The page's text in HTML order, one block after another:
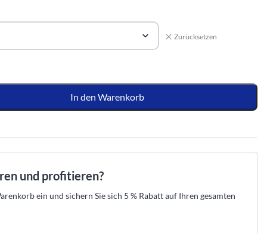
–
Sie es
Zuhause – mit Bild
Verkabelung und
Set aus Zentrale, Meldern und Sirenen
Hikvision-Partner
PERSÖNLICHE BERATUNG
empfehlen die passende Lösung und erstellen
Ihre Offerte zum Festpreis.
★Offizieller Hikvision-Partner
Zurücksetzen
In den Warenkorb
und profitieren?
ein und sichern Sie sich 5 % Rabatt auf Ihren gesamten